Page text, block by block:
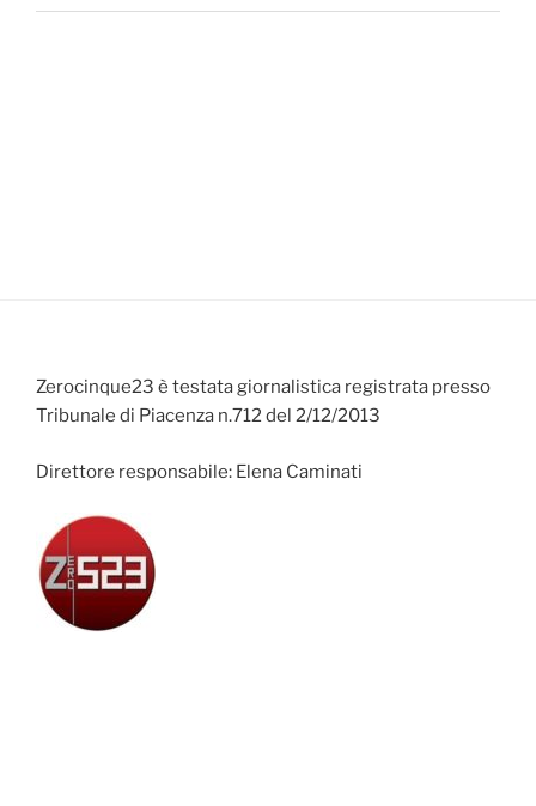
Zerocinque23 è testata giornalistica registrata presso
Tribunale di Piacenza n.712 del 2/12/2013
Direttore responsabile: Elena Caminati